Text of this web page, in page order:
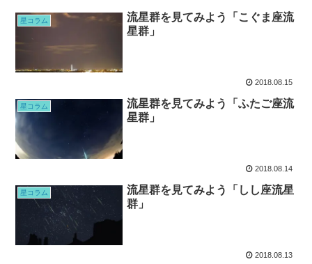
星コラム
流星群を見てみよう「こぐま座流
星群」
2018.08.15
星コラム
流星群を見てみよう「ふたご座流
星群」
2018.08.14
星コラム
流星群を見てみよう「しし座流星
群」
2018.08.13